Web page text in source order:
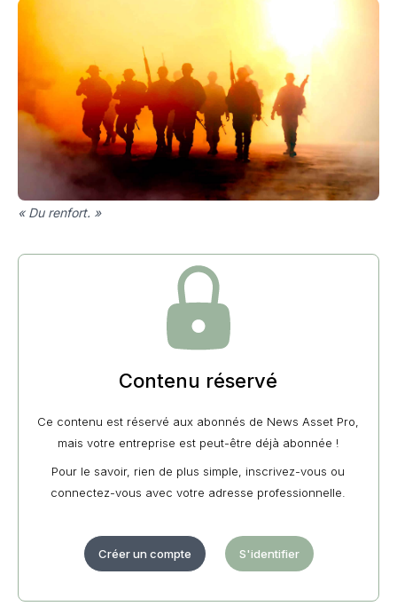
« Du renfort. »
Contenu réservé
Ce contenu est réservé aux abonnés de News Asset Pro,
mais votre entreprise est peut-être déjà abonnée !
Pour le savoir, rien de plus simple, inscrivez-vous ou
connectez-vous avec votre adresse professionnelle.
Créer un compte S'identifier